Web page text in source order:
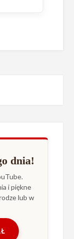
dnia!
i piękne
lub w